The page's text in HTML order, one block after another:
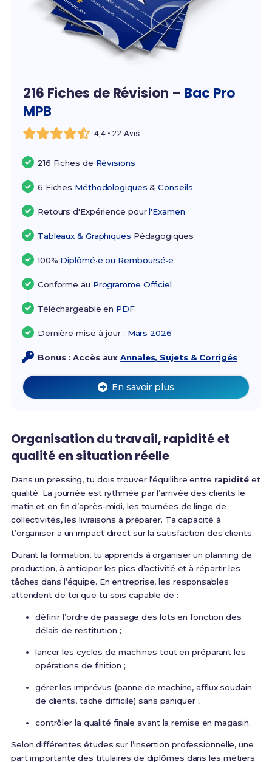
216 Fiches de Révision – Bac Pro
MPB
4,4 • 22 Avis
216 Fiches de Révisions
6 Fiches Méthodologiques &Conseils
Retours d'Expérience pourl'Examen
Tableaux & Graphiques Pédagogiques
100% Diplômé•e ou Remboursé•e
Conforme au Programme Officiel
Téléchargeable en PDF
Dernière mise à jour : Mars 2026
Bonus : Accès auxAnnales, Sujets & Corrigés
En savoir plus
Organisation du travail, rapidité et
qualité en situation réelle
Dans un pressing, tu dois trouver l’équilibre entre rapiditéet
qualité. La journée est rythmée par l’arrivée des clients le
matin et en fin d’après-midi, les tournées de linge de
collectivités, les livraisons à préparer. Ta capacité à
t’organiser a un impact direct sur la satisfaction des clients.
Durant la formation, tu apprends à organiser un planning de
production, à anticiper les pics d’activité et à répartir les
tâches dans l’équipe. En entreprise, les responsables
attendent de toi que tu sois capable de :
définir l’ordre de passage des lots en fonction des
délais de restitution ;
lancer les cycles de machines tout en préparant les
opérations de finition ;
gérer les imprévus (panne de machine, afflux soudain
de clients, tache difficile) sans paniquer ;
contrôler la qualité finale avant la remise en magasin.
Selon différentes études sur l’insertion professionnelle, une
part importante des titulaires de diplômes dans les métiers